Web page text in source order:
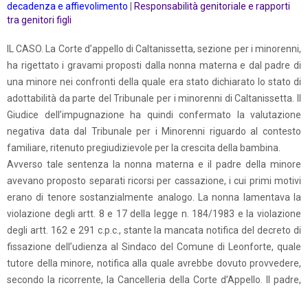
decadenza e affievolimento
Responsabilità genitoriale e rapporti
tra genitori figli
IL CASO. La Corte d’appello di Caltanissetta, sezione per i minorenni,
ha rigettato i gravami proposti dalla nonna materna e dal padre di
una minore nei confronti della quale era stato dichiarato lo stato di
adottabilità da parte del Tribunale per i minorenni di Caltanissetta. Il
Giudice dell’impugnazione ha quindi confermato la valutazione
negativa data dal Tribunale per i Minorenni riguardo al contesto
familiare, ritenuto pregiudizievole per la crescita della bambina.
Avverso tale sentenza la nonna materna e il padre della minore
avevano proposto separati ricorsi per cassazione, i cui primi motivi
erano di tenore sostanzialmente analogo. La nonna lamentava la
violazione degli artt. 8 e 17 della legge n. 184/1983 e la violazione
degli artt. 162 e 291 c.p.c., stante la mancata notifica del decreto di
fissazione dell’udienza al Sindaco del Comune di Leonforte, quale
tutore della minore, notifica alla quale avrebbe dovuto provvedere,
secondo la ricorrente, la Cancelleria della Corte d’Appello. Il padre,